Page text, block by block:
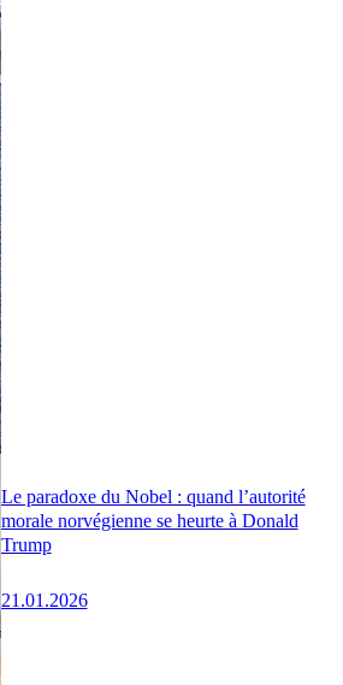
Le paradoxe du Nobel : quand l’autorité
morale norvégienne se heurte à Donald
Trump
21.01.2026